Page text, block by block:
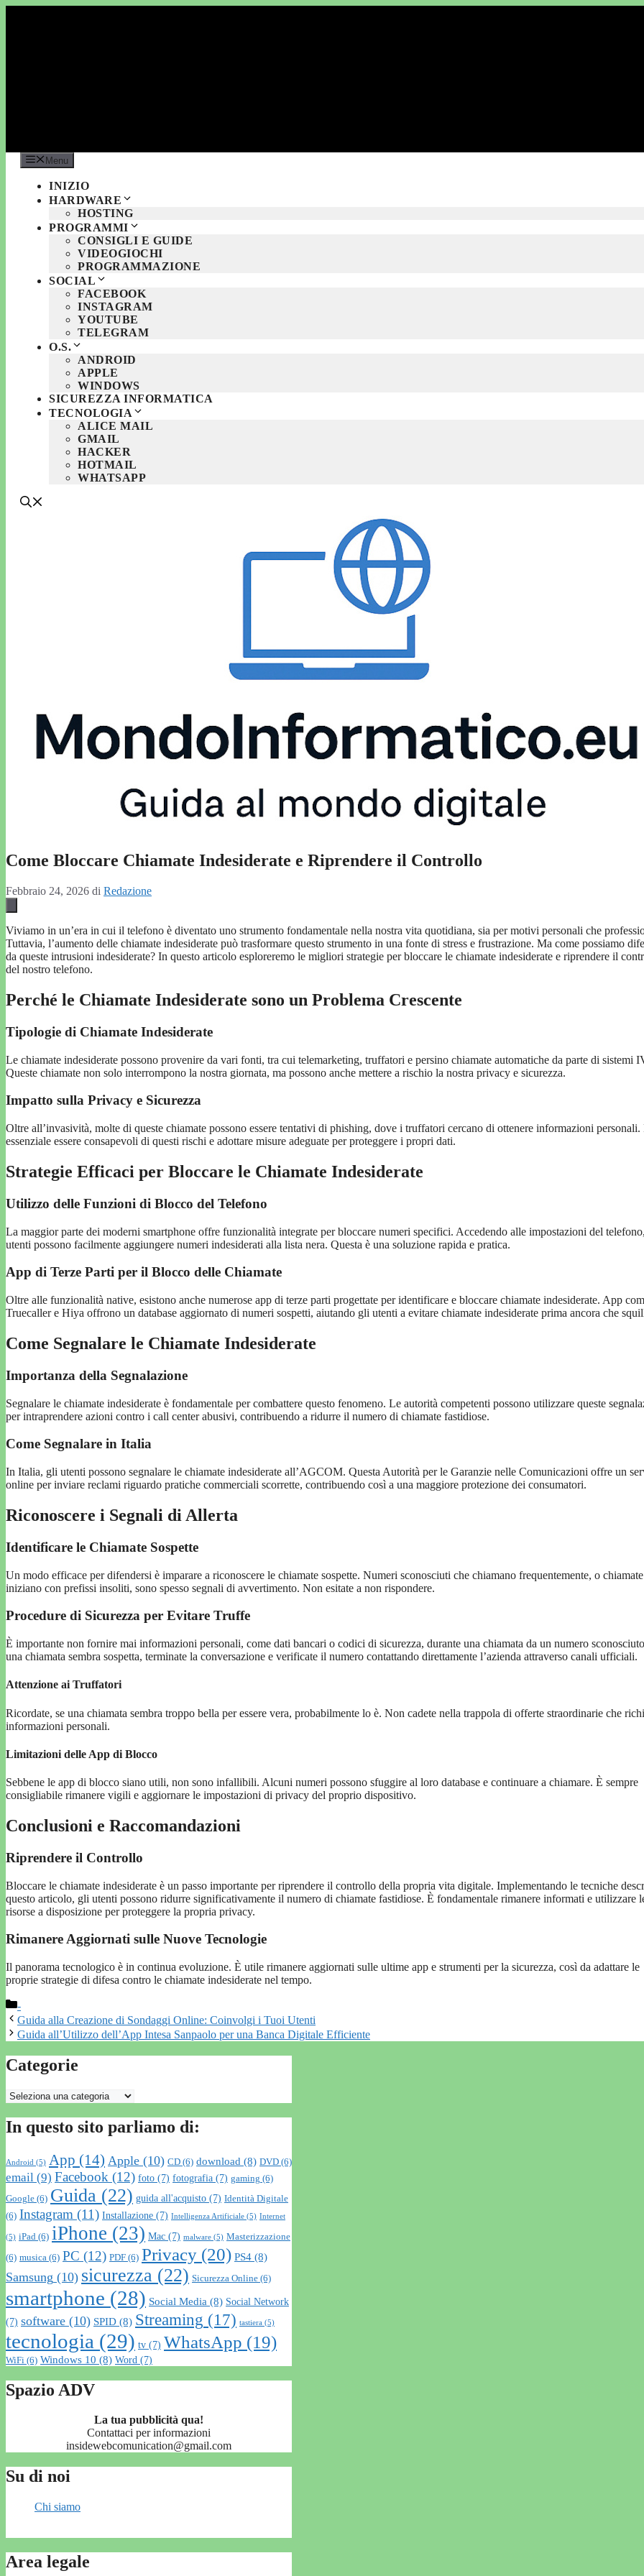
Menu
INIZIO
HARDWARE
HOSTING
PROGRAMMI
CONSIGLI E GUIDE
VIDEOGIOCHI
PROGRAMMAZIONE
SOCIAL
FACEBOOK
INSTAGRAM
YOUTUBE
TELEGRAM
O.S.
ANDROID
APPLE
WINDOWS
SICUREZZA INFORMATICA
TECNOLOGIA
ALICE MAIL
GMAIL
HACKER
HOTMAIL
WHATSAPP
Come Bloccare Chiamate Indesiderate e Riprendere il Controllo
Febbraio 24, 2026 di Redazione
Viviamo in un’era in cui il telefono è diventato uno strumento fondamentale nella nostra vita quotidiana, sia per motivi personali che
Tuttavia, l’aumento delle chiamate indesiderate può trasformare questo strumento in una fonte di stress e frustrazione. Ma come possiamo
da queste intrusioni indesiderate? In questo articolo esploreremo le migliori strategie per bloccare le chiamate indesiderate e riprendere il
del nostro telefono.
Perché le Chiamate Indesiderate sono un Problema Crescente
Tipologie di Chiamate Indesiderate
Le chiamate indesiderate possono provenire da vari fonti, tra cui telemarketing, truffatori e persino chiamate automatiche da parte di sistemi
Queste chiamate non solo interrompono la nostra giornata, ma possono anche mettere a rischio la nostra privacy e sicurezza.
Impatto sulla Privacy e Sicurezza
Oltre all’invasività, molte di queste chiamate possono essere tentativi di phishing, dove i truffatori cercano di ottenere informazioni personali.
essenziale essere consapevoli di questi rischi e adottare misure adeguate per proteggere i propri dati.
Strategie Efficaci per Bloccare le Chiamate Indesiderate
Utilizzo delle Funzioni di Blocco del Telefono
La maggior parte dei moderni smartphone offre funzionalità integrate per bloccare numeri specifici. Accedendo alle impostazioni del
utenti possono facilmente aggiungere numeri indesiderati alla lista nera. Questa è una soluzione rapida e pratica.
App di Terze Parti per il Blocco delle Chiamate
Oltre alle funzionalità native, esistono anche numerose app di terze parti progettate per identificare e bloccare chiamate indesiderate. App
Truecaller e Hiya offrono un database aggiornato di numeri sospetti, aiutando gli utenti a evitare chiamate indesiderate prima ancora che
Come Segnalare le Chiamate Indesiderate
Importanza della Segnalazione
Segnalare le chiamate indesiderate è fondamentale per combattere questo fenomeno. Le autorità competenti possono utilizzare queste
per intraprendere azioni contro i call center abusivi, contribuendo a ridurre il numero di chiamate fastidiose.
Come Segnalare in Italia
In Italia, gli utenti possono segnalare le chiamate indesiderate all’AGCOM. Questa Autorità per le Garanzie nelle Comunicazioni offre un
online per inviare reclami riguardo pratiche commerciali scorrette, contribuendo così a una maggiore protezione dei consumatori.
Riconoscere i Segnali di Allerta
Identificare le Chiamate Sospette
Un modo efficace per difendersi è imparare a riconoscere le chiamate sospette. Numeri sconosciuti che chiamano frequentemente, o
iniziano con prefissi insoliti, sono spesso segnali di avvertimento. Non esitate a non rispondere.
Procedure di Sicurezza per Evitare Truffe
È importante non fornire mai informazioni personali, come dati bancari o codici di sicurezza, durante una chiamata da un numero
una chiamata sembra sospetta, terminate la conversazione e verificate il numero contattando direttamente l’azienda attraverso canali ufficiali.
Attenzione ai Truffatori
Ricordate, se una chiamata sembra troppo bella per essere vera, probabilmente lo è. Non cadete nella trappola di offerte straordinarie che
informazioni personali.
Limitazioni delle App di Blocco
Sebbene le app di blocco siano utili, non sono infallibili. Alcuni numeri possono sfuggire al loro database e continuare a chiamare. È sempre
consigliabile rimanere vigili e aggiornare le impostazioni di privacy del proprio dispositivo.
Conclusioni e Raccomandazioni
Riprendere il Controllo
Bloccare le chiamate indesiderate è un passo importante per riprendere il controllo della propria vita digitale. Implementando le tecniche
questo articolo, gli utenti possono ridurre significativamente il numero di chiamate fastidiose. È fondamentale rimanere informati e utilizzare
risorse a disposizione per proteggere la propria privacy.
Rimanere Aggiornati sulle Nuove Tecnologie
Il panorama tecnologico è in continua evoluzione. È utile rimanere aggiornati sulle ultime app e strumenti per la sicurezza, così da adattare le
proprie strategie di difesa contro le chiamate indesiderate nel tempo.
Categorie
-
Guida alla Creazione di Sondaggi Online: Coinvolgi i Tuoi Utenti
Guida all’Utilizzo dell’App Intesa Sanpaolo per una Banca Digitale Efficiente
Categorie
Categorie
In questo sito parliamo di:
Android (5) App (14) Apple (10) CD (6) download (8) DVD (6)
email (9) Facebook (12) foto (7) fotografia (7) gaming (6)
Google (6) Guida (22) guida all'acquisto (7) Identità Digitale
(6) Instagram (11) Installazione (7) Intelligenza Artificiale (5) Internet
(5) iPad (6) iPhone (23) Mac (7) malware (5) Masterizzazione
(6) musica (6) PC (12) PDF (6) Privacy (20) PS4 (8)
Samsung (10) sicurezza (22) Sicurezza Online (6)
smartphone (28) Social Media (8) Social Network
(7) software (10) SPID (8) Streaming (17) tastiera (5)
tecnologia (29) tv (7) WhatsApp (19)
WiFi (6) Windows 10 (8) Word (7)
Spazio ADV
La tua pubblicità qua!
Contattaci per informazioni
insidewebcomunication@gmail.com
Su di noi
Chi siamo
Area legale